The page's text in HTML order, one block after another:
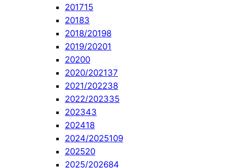
201715
20183
2018/20198
2019/20201
20200
2020/202137
2021/202238
2022/202335
202343
202418
2024/2025109
202520
2025/202684